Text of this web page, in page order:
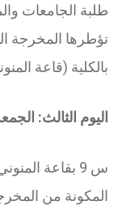
طلبة الجامعات
بالكلية (قاعة
اليوم الثالث: الجمعة 30
المكونة من